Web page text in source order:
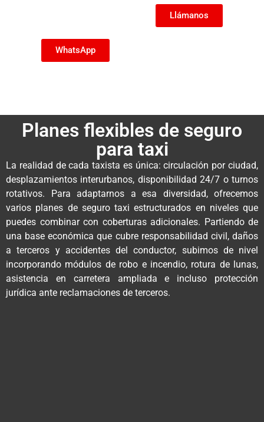
Llámanos
WhatsApp
Planes flexibles de seguro
para taxi
La realidad de cada taxista es única: circulación por ciudad,
desplazamientos interurbanos, disponibilidad 24/7 o turnos
rotativos. Para adaptarnos a esa diversidad, ofrecemos
varios planes de seguro taxi estructurados en niveles que
puedes combinar con coberturas adicionales. Partiendo de
una base económica que cubre responsabilidad civil, daños
a terceros y accidentes del conductor, subimos de nivel
incorporando módulos de robo e incendio, rotura de lunas,
asistencia en carretera ampliada e incluso protección
jurídica ante reclamaciones de terceros.